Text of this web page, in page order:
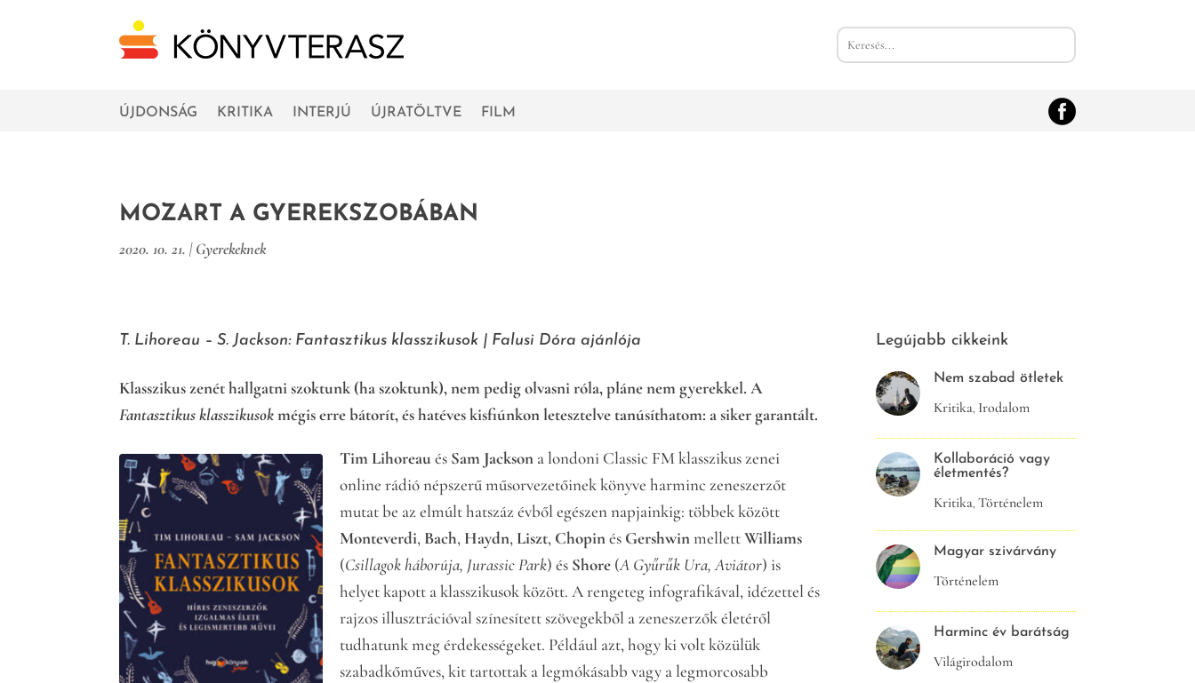
ÚJDONSÁG KRITIKA INTERJÚ ÚJRATÖLTVE FILM
MOZART A GYEREKSZOBÁBAN
2020. 10. 21. |Gyerekeknek
T. Lihoreau – S. Jackson: Fantasztikus klasszikusok | Falusi Dóra ajánlója
Klasszikus zenét hallgatni szoktunk (ha szoktunk), nem pedig olvasni róla, pláne nem gyerekkel. A
Fantasztikus klasszikusokmégis erre bátorít, és hatéves kisfiúnkon letesztelve tanúsíthatom: a siker garantált.
Tim Lihoreau és Sam Jackson a londoni Classic FM klasszikus zenei
online rádió népszerű műsorvezetőinek könyve harminc zeneszerzőt
mutat be az elmúlt hatszáz évből egészen napjainkig: többek között
Monteverdi, Bach, Haydn, Liszt, Chopinés GershwinmellettWilliams
(Csillagok háborúja, Jurassic Park) és Shore (A Gyűrűk Ura, Aviátor) is
helyet kapott a klasszikusok között. A rengeteg infografikával, idézettel és
rajzos illusztrációval színesített szövegekből a zeneszerzők életéről
tudhatunk meg érdekességeket. Például azt, hogy ki volt közülük
szabadkőműves, kit tartottak a legmókásabb vagy a legmorcosabb
Legújabb cikkeink
Nem szabad ötletek
Kritika, Irodalom
Kollaboráció vagy
életmentés?
Kritika,Történelem
Magyar szivárvány
Történelem
Harminc év barátság
Világirodalom